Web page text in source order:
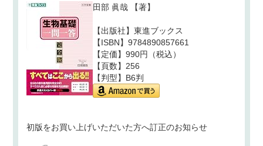
田部 眞哉【著】
【出版社】東進ブックス
【ISBN】9784890857661
【定価】990円（税込）
【頁数】256
【判型】B6判
初版をお買い上げいただいた方へ訂正のお知らせ